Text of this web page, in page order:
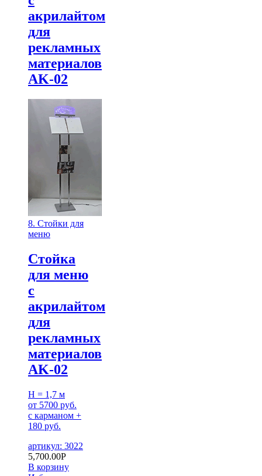
акрилайтом
для
рекламных
материалов
AK-02
8. Стойки для
меню
Cтойка
для меню
с
акрилайтом
для
рекламных
материалов
AK-02
H = 1,7 м
от 5700 руб.
с карманом +
180 руб.
артикул: 3022
5,700.00Р
В корзину